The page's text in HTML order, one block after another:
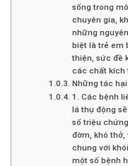
sống trong
chuyên gia,
những
biệt là trẻ em
thiện, sức đề
các chất kích
Những tác
1. Các bệnh
lá thụ động
số triệu
đờm, khó
chung với
một số bệnh